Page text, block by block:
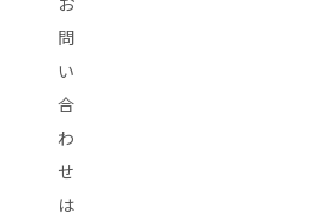
問
い
合
わ
せ
は